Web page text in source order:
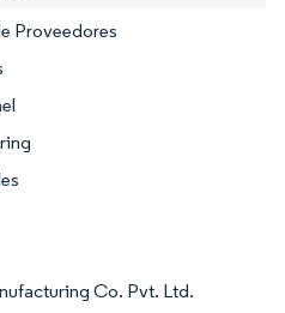
Proveedores
Co. Pvt. Ltd.